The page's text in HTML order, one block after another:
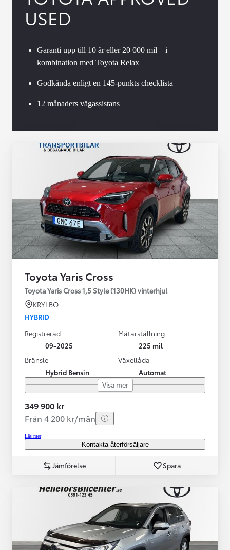
USED
Garanti upp till 10 år eller 20 000 mil – i
kombination med Toyota Relax
Godkända enligt en 145-punkts checklista
12 månaders vägassistans
Toyota Yaris Cross
Toyota Yaris Cross 1,5 Style (130HK) vinterhjul
KRYLBO
HYBRID
Registrerad
09-2025
Mätarställning
225 mil
Bränsle
Hybrid Bensin
Växellåda
Automat
Visa mer
349 900 kr
Från 4 200 kr/mån
Läs mer
Kontakta återförsäljare
Jämförelse Spara